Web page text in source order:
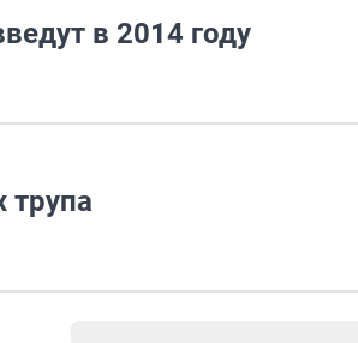
в 2014 году
трупа